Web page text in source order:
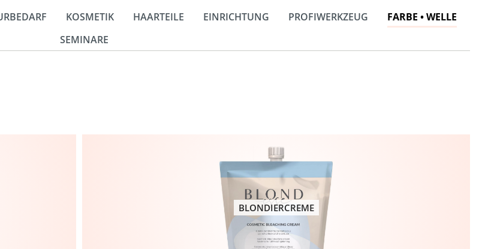
KOSMETIK HAARTEILE EINRICHTUNG PROFIWERKZEUG
FARBE • WELLE
SEMINARE
BLONDIERCREME